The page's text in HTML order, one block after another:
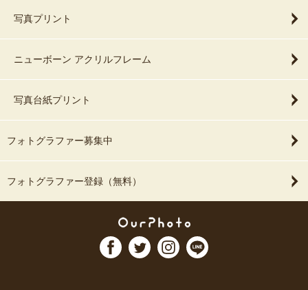
写真プリント
ニューボーン アクリルフレーム
写真台紙プリント
フォトグラファー募集中
フォトグラファー登録（無料）